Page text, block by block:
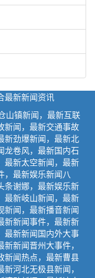
最新新闻资讯
山镇新闻，最新互联
新闻，最新交通事故
新劲爆新闻，最新北
龙卷风，最新国内石
最新太空新闻，最新
，最新娱乐新闻八
条谢娜，最新娱乐新
最新岐山新闻，最新
新闻，最新播音新闻
新新闻事件，最新新
最新新闻国内外大事
新闻晋州大事件，
新闻热点，最新曹县
河北无极县新闻，